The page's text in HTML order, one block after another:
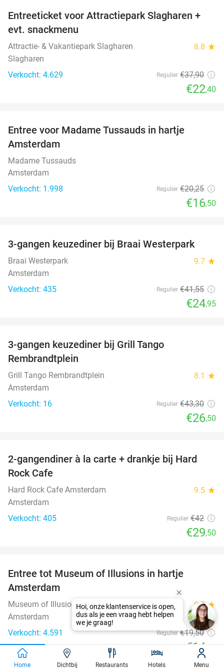
41%
Entreeticket voor Attractiepark Slagharen +
evt. snackmenu
Attractie- & Vakantiepark Slagharen 8.8 star
Slagharen
Verkocht: 4.629
Regulier €37,90
€22,40
Entree voor Madame Tussauds in hartje
Amsterdam
Madame Tussauds
Amsterdam
Verkocht: 1.998
Regulier €20,25
€16,50
40%
3-gangen keuzediner bij Braai Westerpark
Braai Westerpark 9.7 star
Amsterdam
Verkocht: 435
Regulier €41,55
€24,95
3-gangen keuzediner bij Grill Tango
Rembrandtplein
Grill Tango Rembrandtplein 8.1 star
Amsterdam
Verkocht: 16
Regulier €43,30
€26,50
30%
2-gangendiner à la carte + drankje bij Hard
Rock Cafe
Hard Rock Cafe Amsterdam 9.5 star
Amsterdam
Verkocht: 405
Regulier €42
€29,50
Entree tot Museum of Illusions in hartje
Amsterdam
Museum of Illusions Amsterdam 9.7star
Amsterdam
Verkocht: 4.591
Regulier €19,50
€14,95
favorite_border
Home Dichtbij Restaurants Hotels Menu
Hoi, onze klantenservice is open,
dus als je een vraag hebt helpen
we je graag!